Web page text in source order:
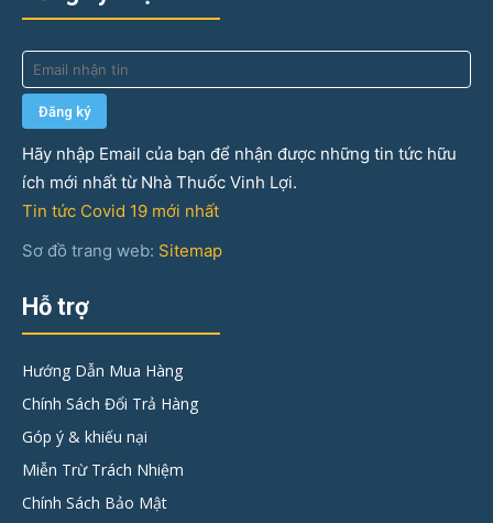
Hãy nhập Email của bạn để nhận được những tin tức hữu
ích mới nhất từ Nhà Thuốc Vinh Lợi.
Tin tức Covid 19 mới nhất
Sơ đồ trang web: Sitemap
Hỗ trợ
Hướng Dẫn Mua Hàng
Chính Sách Đổi Trả Hàng
Góp ý & khiếu nại
Miễn Trừ Trách Nhiệm
Chính Sách Bảo Mật